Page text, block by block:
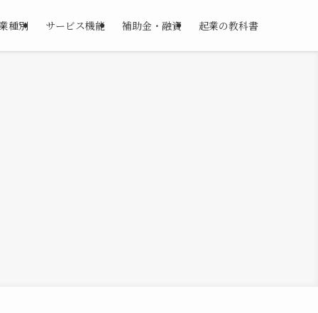
種別 サービス機能 補助金・融資 起業の教科書